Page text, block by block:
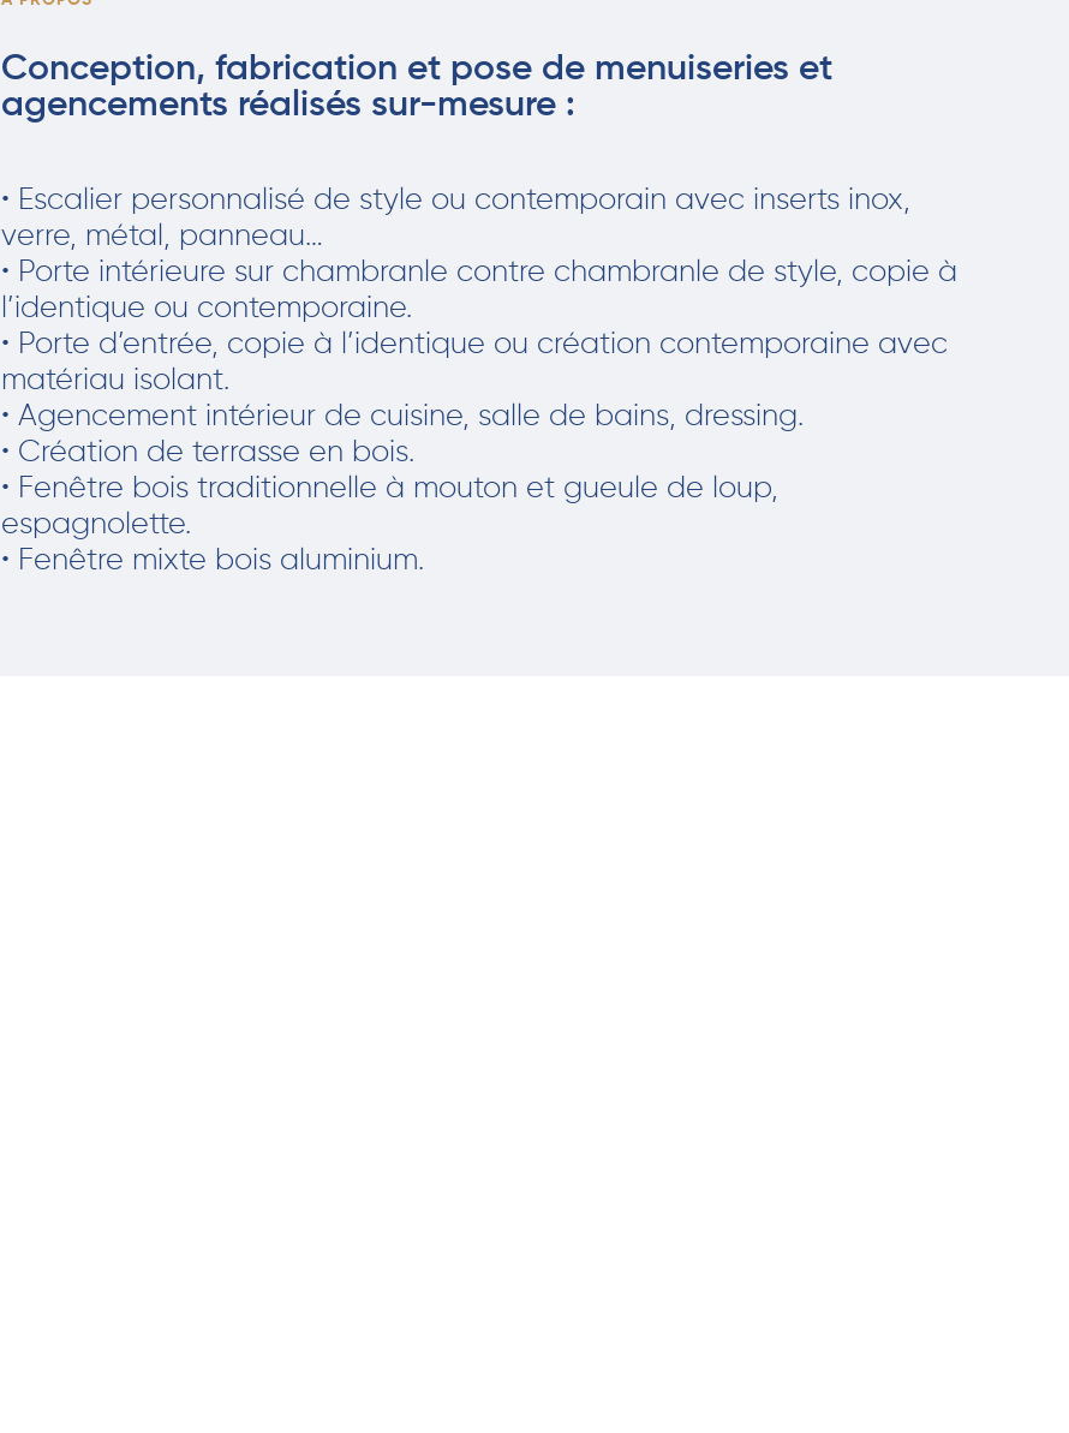
Conception, fabrication et pose de menuiseries et
agencements réalisés sur-mesure :
• Escalier personnalisé de style ou contemporain avec inserts inox,
verre, métal, panneau…
• Porte intérieure sur chambranle contre chambranle de style, copie à
l’identique ou contemporaine.
• Porte d’entrée, copie à l’identique ou création contemporaine avec
matériau isolant.
• Agencement intérieur de cuisine, salle de bains, dressing.
• Création de terrasse en bois.
• Fenêtre bois traditionnelle à mouton et gueule de loup,
espagnolette.
• Fenêtre mixte bois aluminium.